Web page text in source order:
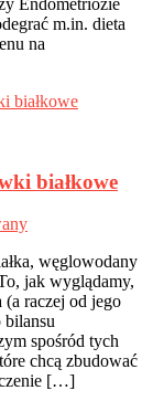
Endometriozie
m.in. dieta
na
białkowe
węglowodany
jak wyglądamy,
raczej od jego
bilansu
spośród tych
chcą zbudować
[…]